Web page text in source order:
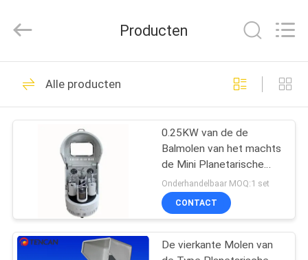
HUIS
PRODUCTEN
ONGEVEER
FABRIEKSREIS
Powder
Technology
All
Reserved.
De Molen van de
laboratoriumbal
163
Planetarische
301
Producten
Alle producten
0.25KW van de de
Balmolen van het machts
de Mini Planetarische
Laboratorium Controle
van de de
Machinefrequentie
Onderhandelbaar MOQ:1 set
CONTACT
De vierkante Molen van